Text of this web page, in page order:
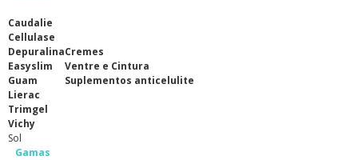
Caudalie
Cellulase
Depuralina
Easyslim
Guam
Lierac
Trimgel
Vichy
Cremes
Ventre e Cintura
Suplementos anticelulite
Sol
Gamas